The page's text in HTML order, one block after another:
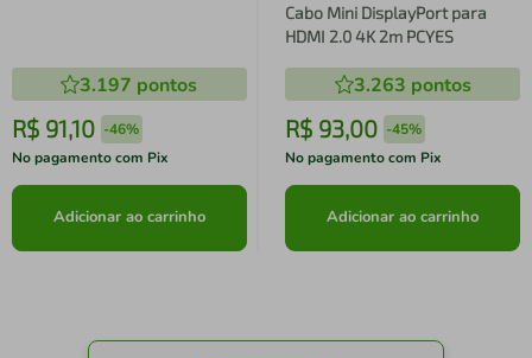
3.197 pontos
R$ 91,10 -46%
No pagamento com Pix
Adicionar ao carrinho
Cabo Mini DisplayPort para
HDMI 2.0 4K 2m PCYES
3.263 pontos
R$ 93,00 -45%
No pagamento com Pix
Adicionar ao carrinho